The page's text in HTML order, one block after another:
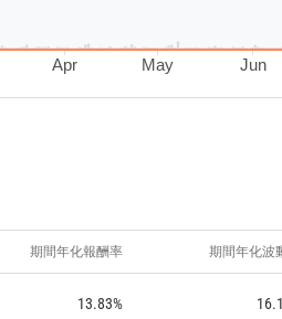
Apr May Jun
期間年化報酬率 期間年化波
13.83%